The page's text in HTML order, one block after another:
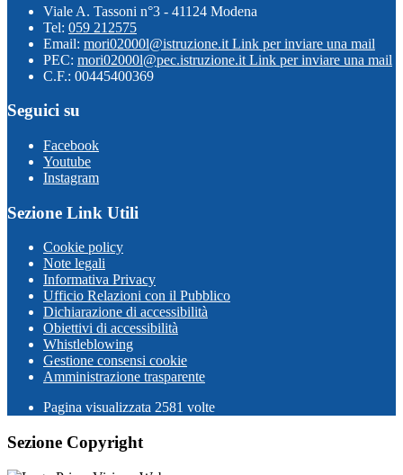
Viale A. Tassoni n°3 - 41124 Modena
Tel: 059 212575
Email: mori02000l@istruzione.it Link per inviare una mail
PEC: mori02000l@pec.istruzione.it Link per inviare una mail
C.F.: 00445400369
Seguici su
Facebook
Youtube
Instagram
Sezione Link Utili
Cookie policy
Note legali
Informativa Privacy
Ufficio Relazioni con il Pubblico
Dichiarazione di accessibilità
Obiettivi di accessibilità
Whistleblowing
Gestione consensi cookie
Amministrazione trasparente
Pagina visualizzata 2581 volte
Sezione Copyright